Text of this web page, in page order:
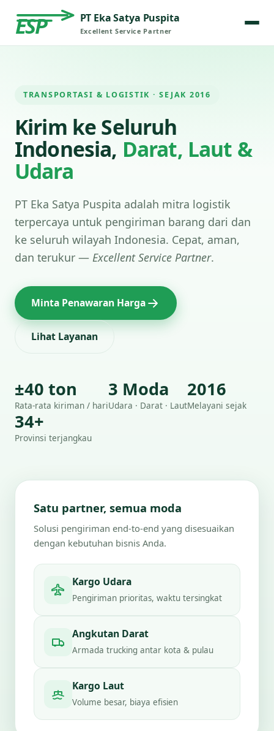
ESP PT Eka Satya Puspita
Excellent Service Partner
TRANSPORTASI & LOGISTIK · SEJAK 2016
Kirim ke Seluruh
Indonesia, Darat, Laut &
Udara
PT Eka Satya Puspita adalah mitra logistik
terpercaya untuk pengiriman barang dari dan
ke seluruh wilayah Indonesia. Cepat, aman,
dan terukur — Excellent Service Partner.
Minta Penawaran Harga
Lihat Layanan
±40 ton
Rata-rata kiriman / hari
3 Moda
Udara · Darat · Laut
2016
Melayani sejak
34+
Provinsi terjangkau
Satu partner, semua moda
Solusi pengiriman end-to-end yang disesuaikan
dengan kebutuhan bisnis Anda.
Kargo Udara
Pengiriman prioritas, waktu tersingkat
Angkutan Darat
Armada trucking antar kota & pulau
Kargo Laut
Volume besar, biaya efisien